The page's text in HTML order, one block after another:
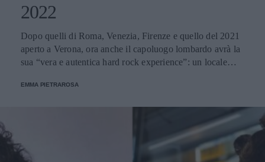
2022
Dopo quelli di Roma, Venezia, Firenze e quello del 2021
aperto a Verona, ora anche il capoluogo lombardo avrà la
sua “vera e autentica hard rock experience”: un locale
piani, con 280 posti a sedere e due palchi per ospitare
EMMA PIETRAROSA